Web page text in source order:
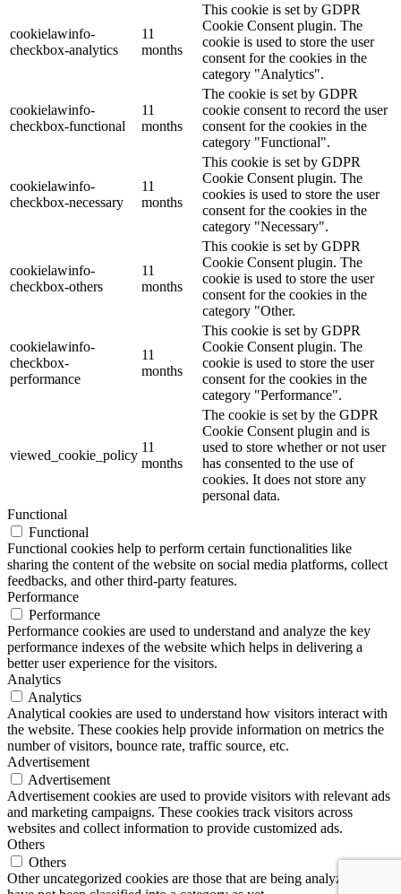
cookielawinfo-
checkbox-analytics
11
months
This cookie is set by GDPR
Cookie Consent plugin. The
cookie is used to store the user
consent for the cookies in the
category "Analytics".
cookielawinfo-
checkbox-functional
11
months
The cookie is set by GDPR
cookie consent to record the user
consent for the cookies in the
category "Functional".
cookielawinfo-
checkbox-necessary
11
months
This cookie is set by GDPR
Cookie Consent plugin. The
cookies is used to store the user
consent for the cookies in the
category "Necessary".
cookielawinfo-
checkbox-others
11
months
This cookie is set by GDPR
Cookie Consent plugin. The
cookie is used to store the user
consent for the cookies in the
category "Other.
cookielawinfo-
checkbox-
performance
11
months
This cookie is set by GDPR
Cookie Consent plugin. The
cookie is used to store the user
consent for the cookies in the
category "Performance".
viewed_cookie_policy
11
months
The cookie is set by the GDPR
Cookie Consent plugin and is
used to store whether or not user
has consented to the use of
cookies. It does not store any
personal data.
Functional
Functional
Functional cookies help to perform certain functionalities like
sharing the content of the website on social media platforms, collect
feedbacks, and other third-party features.
Performance
Performance
Performance cookies are used to understand and analyze the key
performance indexes of the website which helps in delivering a
better user experience for the visitors.
Analytics
Analytics
Analytical cookies are used to understand how visitors interact with
the website. These cookies help provide information on metrics the
number of visitors, bounce rate, traffic source, etc.
Advertisement
Advertisement
Advertisement cookies are used to provide visitors with relevant ads
and marketing campaigns. These cookies track visitors across
websites and collect information to provide customized ads.
Others
Others
Other uncategorized cookies are those that are being analyzed and